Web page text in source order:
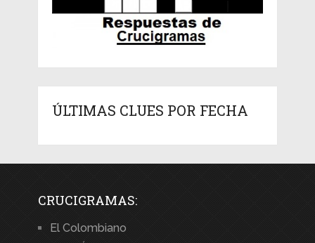
ÚLTIMAS CLUES POR FECHA
CRUCIGRAMAS:
El Colombiano